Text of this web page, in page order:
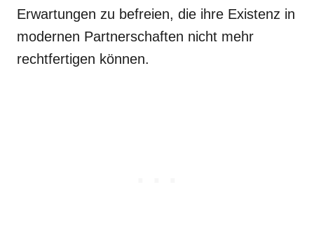
Erwartungen zu befreien, die ihre Existenz in
modernen Partnerschaften nicht mehr
rechtfertigen können.